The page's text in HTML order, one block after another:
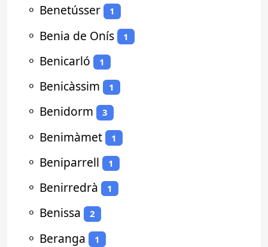
⚬ Benetússer 1
⚬ Benia de Onís 1
⚬ Benicarló 1
⚬ Benicàssim 1
⚬ Benidorm 3
⚬ Benimàmet 1
⚬ Beniparrell 1
⚬ Benirredrà 1
⚬ Benissa 2
⚬ Beranga 1